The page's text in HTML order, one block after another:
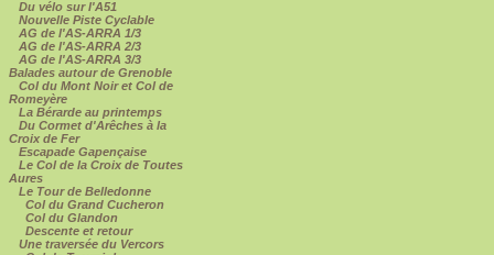
Du vélo sur l'A51
Nouvelle Piste Cyclable
AG de l'AS-ARRA 1/3
AG de l'AS-ARRA 2/3
AG de l'AS-ARRA 3/3
Balades autour de Grenoble
Col du Mont Noir et Col de
Romeyère
La Bérarde au printemps
Du Cormet d'Arêches à la
Croix de Fer
Escapade Gapençaise
Le Col de la Croix de Toutes
Aures
Le Tour de Belledonne
Col du Grand Cucheron
Col du Glandon
Descente et retour
Une traversée du Vercors